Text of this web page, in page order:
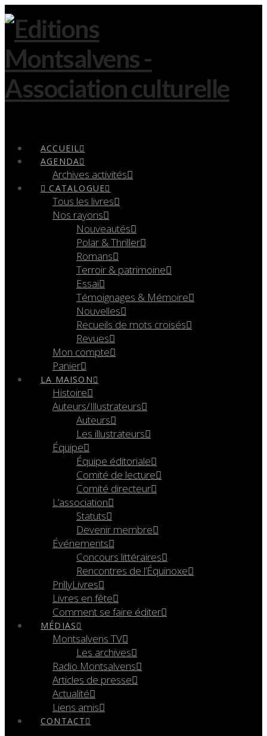
ACCUEIL
AGENDA
Archives activités
CATALOGUE
Tous les livres
Nos rayons
Nouveautés
Polar & Thriller
Romans
Terroir & patrimoine
Essai
Témoignages & Mémoire
Nouvelles
Recueils de mots croisés
Revues
Mon compte
Panier
LA MAISON
Histoire
Auteurs/Illustrateurs
Auteurs
Les illustrateurs
Équipe
Équipe éditoriale
Comité de lecture
Comité directeur
L’association
Statuts
Devenir membre
Événements
Concours littéraires
Rencontres de l’Équinoxe
PrillyLivres
Livres en fête
Comment se faire éditer
MÉDIAS
Montsalvens TV
Les archives
Radio Montsalvens
Articles de presse
Actualité
Liens amis
CONTACT